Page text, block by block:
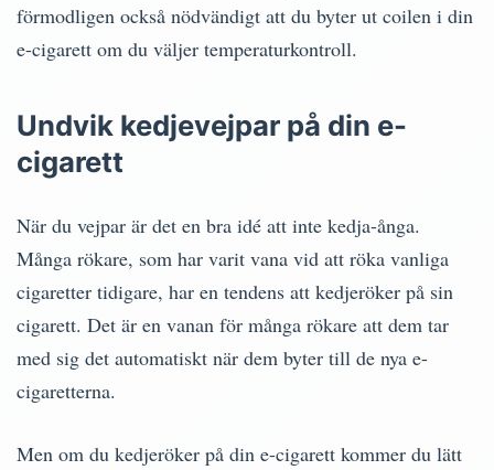
förmodligen också nödvändigt att du byter ut coilen i din
e-cigarett om du väljer temperaturkontroll.
Undvik kedjevejpar på din e-
cigarett
När du vejpar är det en bra idé att inte kedja-ånga.
Många rökare, som har varit vana vid att röka vanliga
cigaretter tidigare, har en tendens att kedjeröker på sin
cigarett. Det är en vanan för många rökare att dem tar
med sig det automatiskt när dem byter till de nya e-
cigaretterna.
Men om du kedjeröker på din e-cigarett kommer du lätt